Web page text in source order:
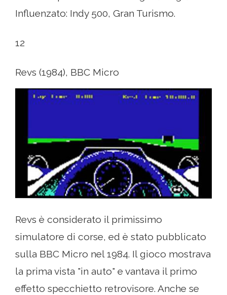
Influenzato: Indy 500, Gran Turismo.
12
Revs (1984), BBC Micro
Revs è considerato il primissimo
simulatore di corse, ed è stato pubblicato
sulla BBC Micro nel 1984. Il gioco mostrava
la prima vista "in auto" e vantava il primo
effetto specchietto retrovisore. Anche se